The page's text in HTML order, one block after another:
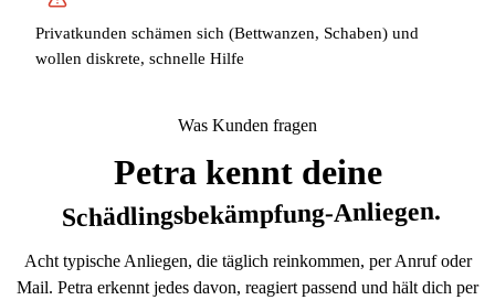
Privatkunden schämen sich (Bettwanzen, Schaben) und
wollen diskrete, schnelle Hilfe
Was Kunden fragen
Petra kennt deine
Schädlingsbekämpfung-Anliegen.
Acht typische Anliegen, die täglich reinkommen, per Anruf oder
Mail. Petra erkennt jedes davon, reagiert passend und hält dich per